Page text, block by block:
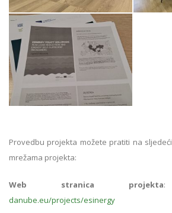
Provedbu projekta možete pratiti na
mrežama projekta:
Web stranica projekta
danube.eu/projects/esinergy